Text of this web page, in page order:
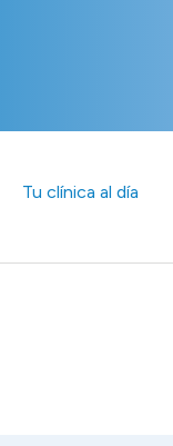
Tu clínica al día